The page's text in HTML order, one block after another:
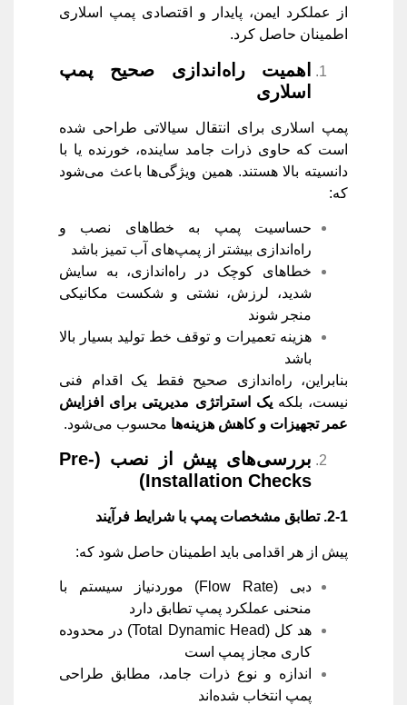
از عملکرد ایمن، پایدار و اقتصادی پمپ اسلاری
اطمینان حاصل کرد.
اهمیت راه‌اندازی صحیح پمپ
اسلاری
پمپ اسلاری برای انتقال سیالاتی طراحی شده
است که حاوی ذرات جامد ساینده، خورنده یا با
دانسیته بالا هستند. همین ویژگی‌ها باعث می‌شود
که:
حساسیت پمپ به خطاهای نصب و
راه‌اندازی بیشتر از پمپ‌های آب تمیز باشد
خطاهای کوچک در راه‌اندازی، به سایش
شدید، لرزش، نشتی و شکست مکانیکی
منجر شوند
هزینه تعمیرات و توقف خط تولید بسیار بالا
باشد
بنابراین، راه‌اندازی صحیح فقط یک اقدام فنی
نیست، بلکهیک استراتژی مدیریتی برای افزایش
عمر تجهیزات و کاهش هزینه‌ها محسوب می‌شود.
بررسی‌های پیش از نصب
(Pre-
Installation Checks)
2-1. تطابق مشخصات پمپ با شرایط فرآیند
پیش از هر اقدامی باید اطمینان حاصل شود که:
دبی (Flow Rate) موردنیاز سیستم با
منحنی عملکرد پمپ تطابق دارد
هد کل (Total Dynamic Head) در محدوده
کاری مجاز پمپ است
اندازه و نوع ذرات جامد، مطابق طراحی
پمپ انتخاب شده‌اند